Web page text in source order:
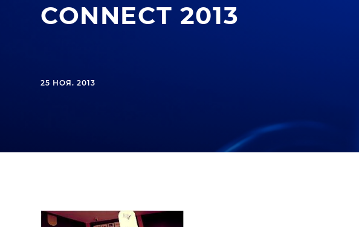
CONNECT 2013
25 НОЯ. 2013